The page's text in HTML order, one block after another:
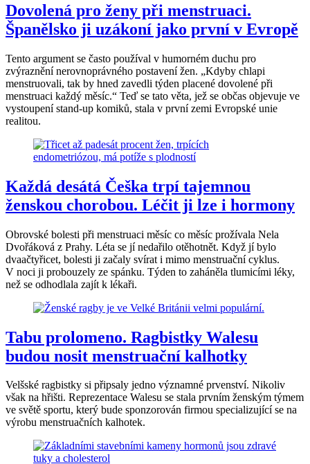
Dovolená pro ženy při menstruaci.
Španělsko ji uzákoní jako první v Evropě
Tento argument se často používal v humorném duchu pro
zvýraznění nerovnoprávného postavení žen. „Kdyby chlapi
menstruovali, tak by hned zavedli týden placené dovolené při
menstruaci každý měsíc.“ Teď se tato věta, jež se občas objevuje ve
vystoupení stand-up komiků, stala v první zemi Evropské unie
realitou.
Každá desátá Češka trpí tajemnou
ženskou chorobou. Léčit ji lze i hormony
Obrovské bolesti při menstruaci měsíc co měsíc prožívala Nela
Dvořáková z Prahy. Léta se jí nedařilo otěhotnět. Když jí bylo
dvaačtyřicet, bolesti ji začaly svírat i mimo menstruační cyklus.
V noci ji probouzely ze spánku. Týden to zaháněla tlumicími léky,
než se odhodlala zajít k lékaři.
Tabu prolomeno. Ragbistky Walesu
budou nosit menstruační kalhotky
Velšské ragbistky si připsaly jedno významné prvenství. Nikoliv
však na hřišti. Reprezentace Walesu se stala prvním ženským týmem
ve světě sportu, který bude sponzorován firmou specializující se na
výrobu menstruačních kalhotek.